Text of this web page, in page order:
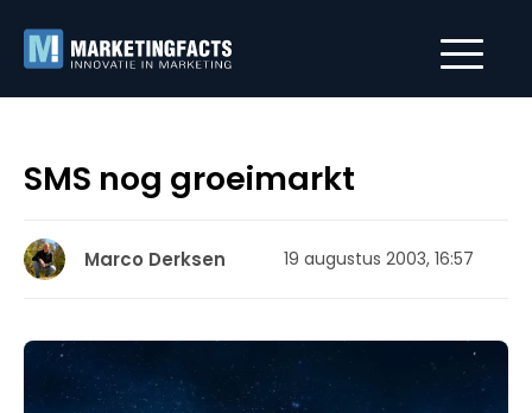
SMS nog groeimarkt
Marco Derksen 19 augustus 2003, 16:57